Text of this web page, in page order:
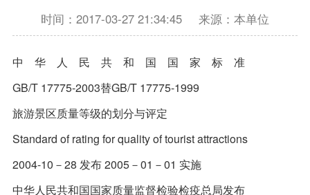
时间：2017-03-27 21:34:45 来源：本单位
中 华 人 民 共 和 国 国 家 标 准
GB/T 17775-2003替GB/T 17775-1999
旅游景区质量等级的划分与评定
Standard of rating for quality of tourist attractions
2004-10－28 发布 2005－01－01 实施
中华人民共和国国家质量监督检验检疫总局发布